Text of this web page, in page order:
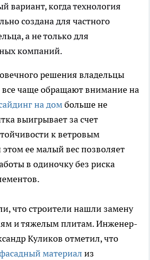
вариант, когда технология
создана для частного
а не только для
компаний.
решения владельцы
чаще обращают внимание на
на домбольше не
выигрывает за счет
к ветровым
ее малый вес позволяет
в одиночку без риска
что строители нашли замену
и тяжелым плитам. Инженер-
Куликов отметил, что
материал из